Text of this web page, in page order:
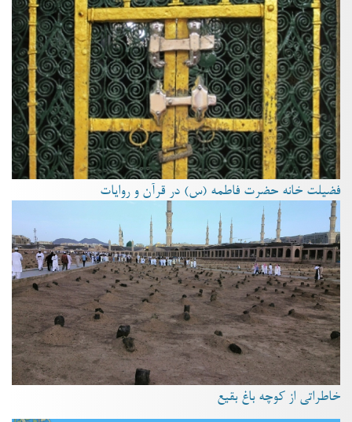
فضیلت خانه حضرت فاطمه (س) در قرآن و روایات
خاطراتی از کوچه باغ بقیع